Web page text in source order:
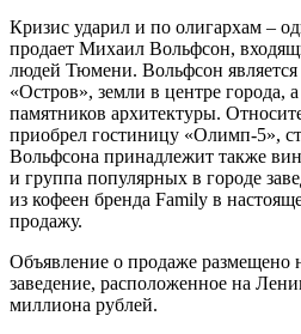
Кризис ударил и по олигархам –
продает Михаил Вольфсон,
людей Тюмени. Вольфсон
«Остров», земли в центре города,
памятников архитектуры.
приобрел гостиницу «Олимп-5»,
Вольфсона принадлежит также
и группа популярных в городе
из кофеен бренда Family в
продажу.
Объявление о продаже размещено
заведение, расположенное на
миллиона рублей.